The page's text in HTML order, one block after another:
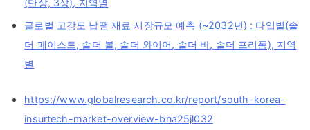
글로벌 고강도 납땜 재료 시장규모 예측 (~2032년) : 타입별(솔
더 페이스트, 솔더 볼, 솔더 와이어, 솔더 바, 솔더 프리폼), 지역
별
https://www.globalresearch.co.kr/report/south-korea-
insurtech-market-overview-bna25jl032